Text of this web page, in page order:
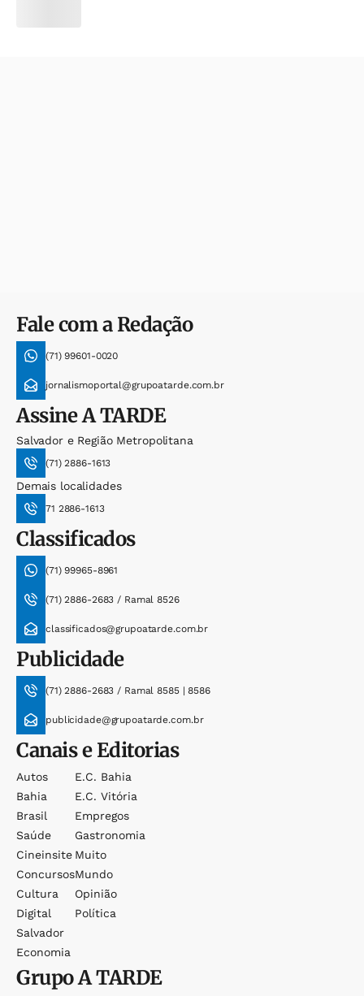
Fale com a Redação
(71) 99601-0020
jornalismoportal@grupoatarde.com.br
AssineA TARDE
Salvador e Região Metropolitana
(71) 2886-1613
Demais localidades
71 2886-1613
Classificados
(71) 99965-8961
(71) 2886-2683 / Ramal 8526
classificados@grupoatarde.com.br
Publicidade
(71) 2886-2683 / Ramal 8585 | 8586
publicidade@grupoatarde.com.br
Canais e Editorias
Autos
Bahia
Brasil
Saúde
Cineinsite
Concursos
Cultura
Digital
Salvador
Economia
E.c. Bahia
E.c. Vitória
Empregos
Gastronomia
Muito
Mundo
Opinião
Política
GrupoA TARDE